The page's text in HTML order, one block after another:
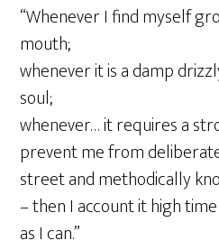
“Whenever I find myself
mouth;
whenever it is a damp
soul;
whenever… it requires a
prevent me from
street and methodically
– then I account it high
as I can.”